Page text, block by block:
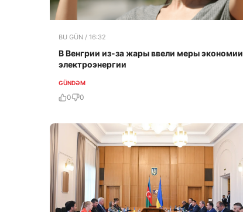
BU GÜN / 16:32
В Венгрии из-за жары ввели меры экономии
электроэнергии
GÜNDƏM
0 0